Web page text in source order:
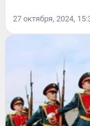
27 октября, 2024,